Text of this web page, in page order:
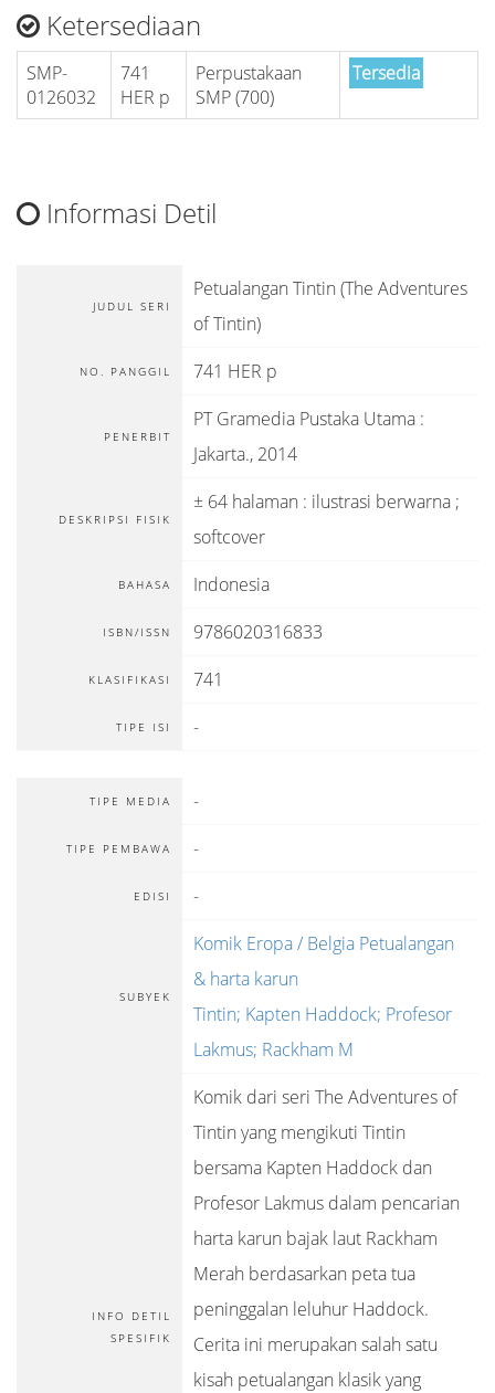
Ketersediaan
SMP-
0126032
741
HER p
Perpustakaan
SMP (700)
Tersedia
Informasi Detil
JUDUL SERI
Petualangan Tintin (The Adventures
of Tintin)
NO. PANGGIL 741 HER p
PENERBIT
PT Gramedia Pustaka Utama :
Jakarta., 2014
DESKRIPSI FISIK
± 64 halaman : ilustrasi berwarna ;
softcover
BAHASA Indonesia
ISBN/ISSN 9786020316833
KLASIFIKASI 741
TIPE ISI -
TIPE MEDIA -
TIPE PEMBAWA -
EDISI -
SUBYEK
Komik Eropa / Belgia Petualangan
& harta karun
Tintin; Kapten Haddock; Profesor
Lakmus; Rackham M
INFO DETIL
SPESIFIK
Komik dari seri The Adventures of
Tintin yang mengikuti Tintin
bersama Kapten Haddock dan
Profesor Lakmus dalam pencarian
harta karun bajak laut Rackham
Merah berdasarkan peta tua
peninggalan leluhur Haddock.
Cerita ini merupakan salah satu
kisah petualangan klasik yang